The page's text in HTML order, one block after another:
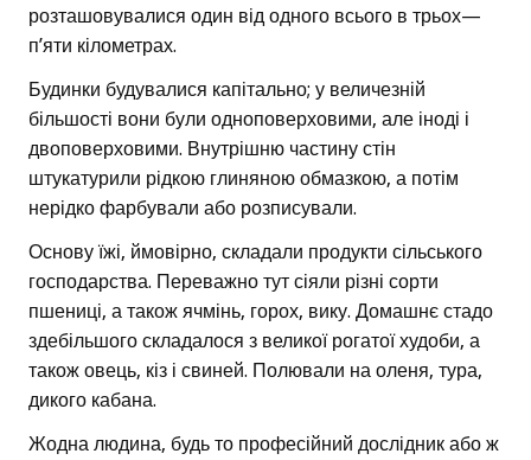
розташовувалися один від одного всього в трьох—
п’яти кілометрах.
Будинки будувалися капітально; у величезній
більшості вони були одноповерховими, але іноді і
двоповерховими. Внутрішню частину стін
штукатурили рідкою глиняною обмазкою, а потім
нерідко фарбували або розписували.
Основу їжі, ймовірно, складали продукти сільського
господарства. Переважно тут сіяли різні сорти
пшениці, а також ячмінь, горох, вику. Домашнє стадо
здебільшого складалося з великої рогатої худоби, а
також овець, кіз і свиней. Полювали на оленя, тура,
дикого кабана.
Жодна людина, будь то професійний дослідник або ж